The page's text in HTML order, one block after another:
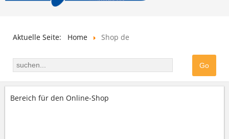
Aktuelle Seite: Home Shop de
Bereich für den Online-Shop